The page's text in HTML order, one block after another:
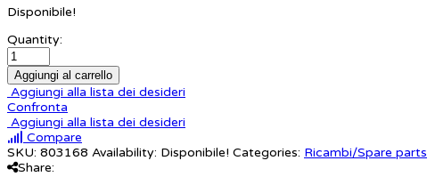
Disponibile!
Quantity:
Aggiungi al carrello
Aggiungi alla lista dei desideri
Confronta
Aggiungi alla lista dei desideri
Compare
SKU: 803168 Availability: Disponibile! Categories: Ricambi/Spare parts
Share: